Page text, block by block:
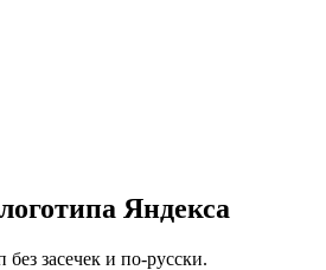
Яндекса
без засечек и по-русски.